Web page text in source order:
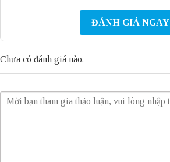
ĐÁNH GIÁ NGAY
Chưa có đánh giá nào.